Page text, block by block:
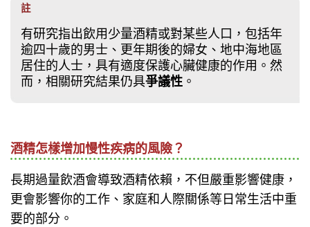
註
有研究指出飲用少量酒精或對某些人口，包括年
逾四十歲的男士、更年期後的婦女、地中海地區
居住的人士，具有適度保護心臟健康的作用。然
而，相關研究結果仍具爭議性 。
酒精怎樣增加慢性疾病的風險？
長期過量飲酒會導致酒精依賴，不但嚴重影響健康，
更會影響你的工作、家庭和人際關係等日常生活中重
要的部分。